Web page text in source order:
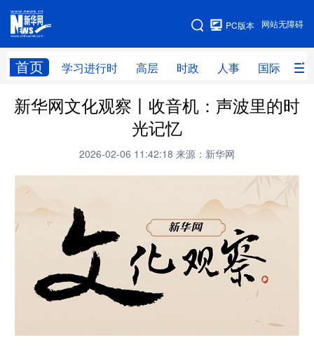
网站无障碍
PC版本
首页 学习进行时 高层 时政 人事 国际 财
网站地图
学习进行时 高层 时政 人事
文化 健康
图片
法律 中央文件 汽车
新华网文化观察丨收音机：声波里的时
光记忆
2026-02-06 11:42:18 来源：新华网